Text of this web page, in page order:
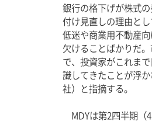
銀行の格下げが株式
付け見直しの理由と
低迷や商業用不動産
欠けることばかりだ
で、投資家がこれま
識してきたことが浮
社）と指摘する。
MDYは第2四半期（